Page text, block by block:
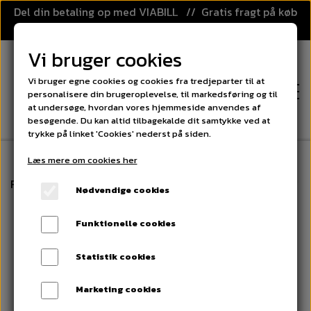
Del din betaling op med VIABILL // Gratis fragt på køb
over 499,-
FORSIDE
KATEGORIER
PRISGARANTI
KLUBAFTALE
Forside Floorball Floorball stav - Unihoc WINNER,
Vi bruger cookies
Vi bruger egne cookies og cookies fra tredjeparter til at
personalisere din brugeroplevelse, til markedsføring og til
at undersøge, hvordan vores hjemmeside anvendes af
besøgende. Du kan altid tilbagekalde dit samtykke ved at
trykke på linket 'Cookies' nederst på siden.
Læs mere om cookies her
Nødvendige cookies
Funktionelle cookies
Statistik cookies
Marketing cookies